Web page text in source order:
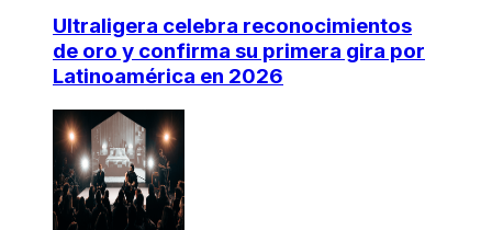
Ultraligera celebra reconocimientos
de oro y confirma su primera gira por
Latinoamérica en 2026